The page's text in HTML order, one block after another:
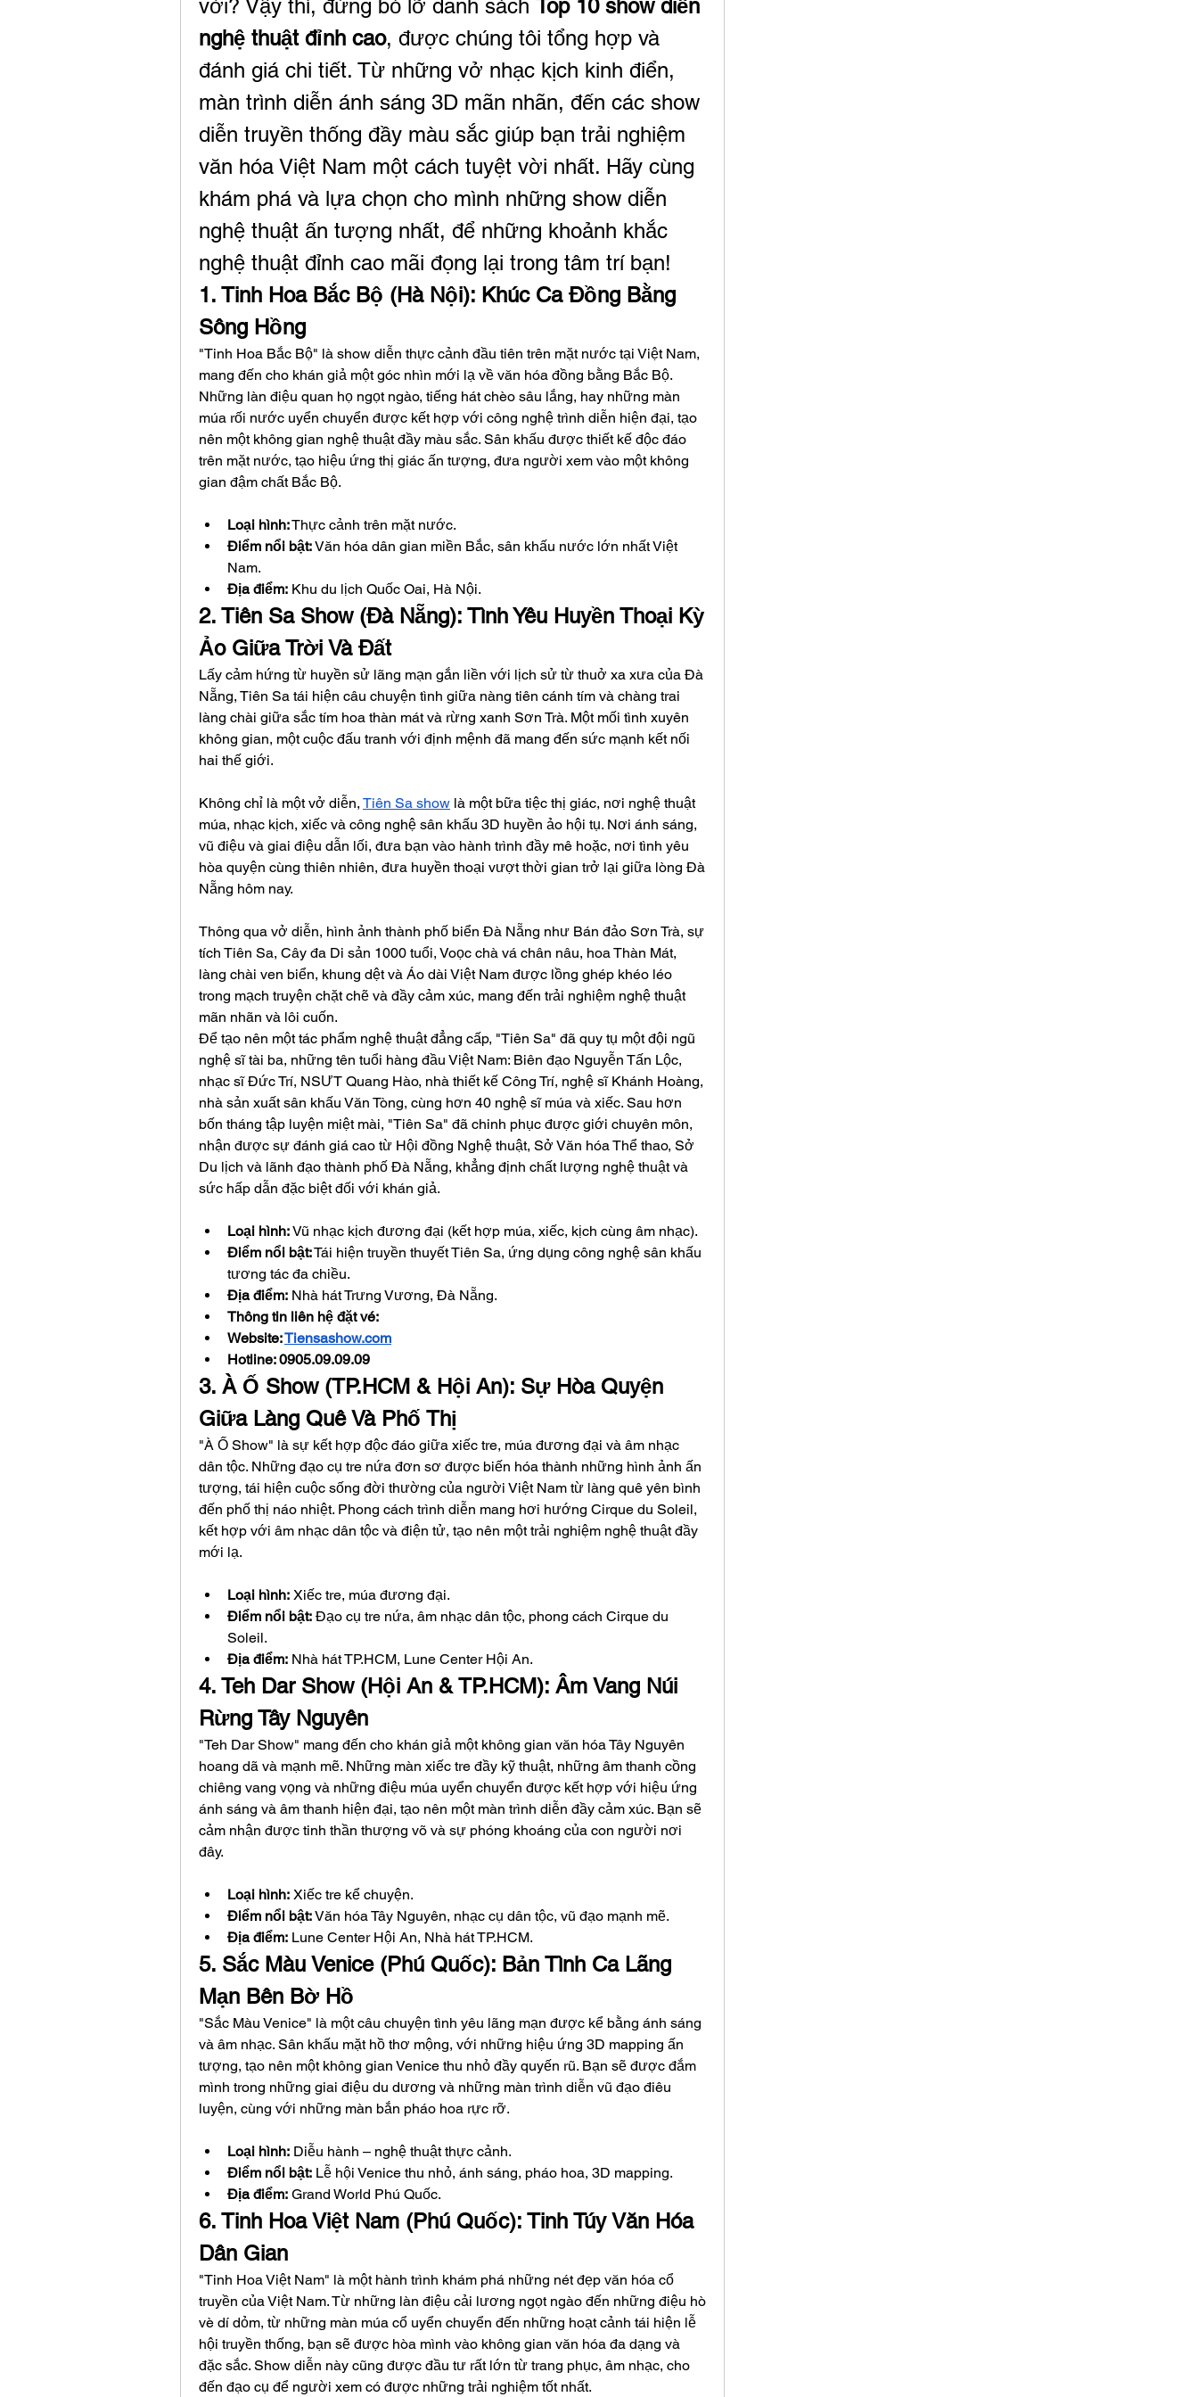
vời? Vậy thì, đừng bỏ lỡ danh sách
Top 10 show diễn
nghệ thuật đỉnh cao, được chúng tôi tổng hợp và
đánh giá chi tiết. Từ những vở nhạc kịch kinh điển,
màn trình diễn ánh sáng 3D mãn nhãn, đến các show
diễn truyền thống đầy màu sắc giúp bạn trải nghiệm
văn hóa Việt Nam một cách tuyệt vời nhất. Hãy cùng
khám phá và lựa chọn cho mình những show diễn
nghệ thuật ấn tượng nhất, để những khoảnh khắc
nghệ thuật đỉnh cao mãi đọng lại trong tâm trí bạn!
1. Tinh Hoa Bắc Bộ (Hà Nội): Khúc Ca Đồng Bằng
Sông Hồng
"Tinh Hoa Bắc Bộ" là show diễn thực cảnh đầu tiên trên mặt nước tại Việt Nam,
mang đến cho khán giả một góc nhìn mới lạ về văn hóa đồng bằng Bắc Bộ.
Những làn điệu quan họ ngọt ngào, tiếng hát chèo sâu lắng, hay những màn
múa rối nước uyển chuyển được kết hợp với công nghệ trình diễn hiện đại, tạo
nên một không gian nghệ thuật đầy màu sắc. Sân khấu được thiết kế độc đáo
trên mặt nước, tạo hiệu ứng thị giác ấn tượng, đưa người xem vào một không
gian đậm chất Bắc Bộ.
Loại hình: Thực cảnh trên mặt nước.
Điểm nổi bật: Văn hóa dân gian miền Bắc, sân khấu nước lớn nhất Việt
Nam.
Địa điểm: Khu du lịch Quốc Oai, Hà Nội.
2. Tiên Sa Show (Đà Nẵng): Tình Yêu Huyền Thoại Kỳ
Ảo Giữa Trời Và Đất
Lấy cảm hứng từ huyền sử lãng mạn gắn liền với lịch sử từ thuở xa xưa của Đà
Nẵng, Tiên Sa tái hiện câu chuyện tình giữa nàng tiên cánh tím và chàng trai
làng chài giữa sắc tím hoa thàn mát và rừng xanh Sơn Trà. Một mối tình xuyên
không gian, một cuộc đấu tranh với định mệnh đã mang đến sức mạnh kết nối
hai thế giới.
Không chỉ là một vở diễn, Tiên Sa show là một bữa tiệc thị giác, nơi nghệ thuật
múa, nhạc kịch, xiếc và công nghệ sân khấu 3D huyền ảo hội tụ. Nơi ánh sáng,
vũ điệu và giai điệu dẫn lối, đưa bạn vào hành trình đầy mê hoặc, nơi tình yêu
hòa quyện cùng thiên nhiên, đưa huyền thoại vượt thời gian trở lại giữa lòng Đà
Nẵng hôm nay.
Thông qua vở diễn, hình ảnh thành phố biển Đà Nẵng như Bán đảo Sơn Trà, sự
tích Tiên Sa, Cây đa Di sản 1000 tuổi, Voọc chà vá chân nâu, hoa Thàn Mát,
làng chài ven biển, khung dệt và Áo dài Việt Nam được lồng ghép khéo léo
trong mạch truyện chặt chẽ và đầy cảm xúc, mang đến trải nghiệm nghệ thuật
mãn nhãn và lôi cuốn.
Để tạo nên một tác phẩm nghệ thuật đẳng cấp, "Tiên Sa" đã quy tụ một đội ngũ
nghệ sĩ tài ba, những tên tuổi hàng đầu Việt Nam: Biên đạo Nguyễn Tấn Lộc,
nhạc sĩ Đức Trí, NSƯT Quang Hào, nhà thiết kế Công Trí, nghệ sĩ Khánh Hoàng,
nhà sản xuất sân khấu Văn Tòng, cùng hơn 40 nghệ sĩ múa và xiếc. Sau hơn
bốn tháng tập luyện miệt mài, "Tiên Sa" đã chinh phục được giới chuyên môn,
nhận được sự đánh giá cao từ Hội đồng Nghệ thuật, Sở Văn hóa Thể thao, Sở
Du lịch và lãnh đạo thành phố Đà Nẵng, khẳng định chất lượng nghệ thuật và
sức hấp dẫn đặc biệt đối với khán giả.
Loại hình: Vũ nhạc kịch đương đại (kết hợp múa, xiếc, kịch cùng âm nhạc).
Điểm nổi bật: Tái hiện truyền thuyết Tiên Sa, ứng dụng công nghệ sân khấu
tương tác đa chiều.
Địa điểm: Nhà hát Trưng Vương, Đà Nẵng.
Thông tin liên hệ đặt vé:
Website: Tiensashow.com
Hotline: 0905.09.09.09
3. À Ố Show (TP.HCM & Hội An): Sự Hòa Quyện
Giữa Làng Quê Và Phố Thị
"À Ố Show" là sự kết hợp độc đáo giữa xiếc tre, múa đương đại và âm nhạc
dân tộc. Những đạo cụ tre nứa đơn sơ được biến hóa thành những hình ảnh ấn
tượng, tái hiện cuộc sống đời thường của người Việt Nam từ làng quê yên bình
đến phố thị náo nhiệt. Phong cách trình diễn mang hơi hướng Cirque du Soleil,
kết hợp với âm nhạc dân tộc và điện tử, tạo nên một trải nghiệm nghệ thuật đầy
mới lạ.
Loại hình: Xiếc tre, múa đương đại.
Điểm nổi bật: Đạo cụ tre nứa, âm nhạc dân tộc, phong cách Cirque du
Soleil.
Địa điểm: Nhà hát TP.HCM, Lune Center Hội An.
4. Teh Dar Show (Hội An & TP.HCM): Âm Vang Núi
Rừng Tây Nguyên
"Teh Dar Show" mang đến cho khán giả một không gian văn hóa Tây Nguyên
hoang dã và mạnh mẽ. Những màn xiếc tre đầy kỹ thuật, những âm thanh cồng
chiêng vang vọng và những điệu múa uyển chuyển được kết hợp với hiệu ứng
ánh sáng và âm thanh hiện đại, tạo nên một màn trình diễn đầy cảm xúc. Bạn sẽ
cảm nhận được tinh thần thượng võ và sự phóng khoáng của con người nơi
đây.
Loại hình: Xiếc tre kể chuyện.
Điểm nổi bật: Văn hóa Tây Nguyên, nhạc cụ dân tộc, vũ đạo mạnh mẽ.
Địa điểm: Lune Center Hội An, Nhà hát TP.HCM.
5. Sắc Màu Venice (Phú Quốc): Bản Tình Ca Lãng
Mạn Bên Bờ Hồ
"Sắc Màu Venice" là một câu chuyện tình yêu lãng mạn được kể bằng ánh sáng
và âm nhạc. Sân khấu mặt hồ thơ mộng, với những hiệu ứng 3D mapping ấn
tượng, tạo nên một không gian Venice thu nhỏ đầy quyến rũ. Bạn sẽ được đắm
mình trong những giai điệu du dương và những màn trình diễn vũ đạo điêu
luyện, cùng với những màn bắn pháo hoa rực rỡ.
Loại hình: Diễu hành – nghệ thuật thực cảnh.
Điểm nổi bật: Lễ hội Venice thu nhỏ, ánh sáng, pháo hoa, 3D mapping.
Địa điểm: Grand World Phú Quốc.
6. Tinh Hoa Việt Nam (Phú Quốc): Tinh Túy Văn Hóa
Dân Gian
"Tinh Hoa Việt Nam" là một hành trình khám phá những nét đẹp văn hóa cổ
truyền của Việt Nam. Từ những làn điệu cải lương ngọt ngào đến những điệu hò
vè dí dỏm, từ những màn múa cổ uyển chuyển đến những hoạt cảnh tái hiện lễ
hội truyền thống, bạn sẽ được hòa mình vào không gian văn hóa đa dạng và
đặc sắc. Show diễn này cũng được đầu tư rất lớn từ trang phục, âm nhạc, cho
đến đạo cụ để người xem có được những trải nghiệm tốt nhất.